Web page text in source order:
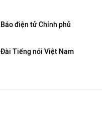
Báo điện tử Chính phủ
Đài Tiếng nói Việt Nam